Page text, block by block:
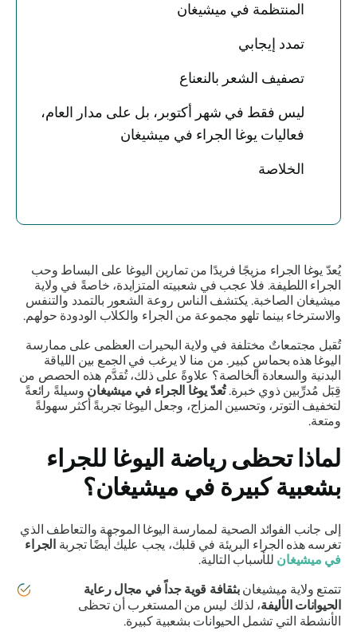
المنتظمة في ميشيغان
تمدد إيجابي
تصفيف الشعر بالنعناع
ليس فقط في شهر أكتوبر، بل على مدار العام،
فعاليات يوغا الجراء في ميشيغان
الخلاصة
يُعدّ يوغا الجراء مزيجًا فريدًا من تمارين اليوغا على البساط وحب
الجراء اللطيفة. فلا عجب في شعبيته المتزايدة، خاصةً في ولاية
ميشيغان الصاخبة. يكتشف الناس روعة الشعور بالتمدد والتنفس
والاسترخاء بينما تلهو مجموعة من الجراء والكلاب الودودة حولهم.
تُقبل مجتمعاتٌ مختلفة في ولاية البحيرات العظمى على ممارسة
اليوغا هذه بحماسٍ كبير. من منا لا يرغب في الجمع بين اللياقة
البدنية والسعادة الخالصة؟ علاوةً على ذلك، تُقدَّم هذه الحصص من
قِبَل مُدرِّبين ذوي خبرة.تُعدّ يوغا الجراء في ميشيغانوسيلةً رائعةً
لتخفيف التوتر، وتحسين المزاج، وجعل اليوغا تجربةً أكثر سهولةً
ومتعة.
لماذا تحظى رياضة اليوغا للجراء
بشعبية كبيرة في ميشيغان؟
إلى جانب الفوائد الصحية لممارسة اليوغا الموجهة والتعاطف الذي
تغرسه هذه الجراء البريئة في قلبك، يجب عليك أيضًا تجربةالجراء
في ميشيغانللأسباب التالية.
تتمتع ولاية ميشيغانبثقافة قوية جداً في مجال رعاية
الحيوانات الأليفة، لذلك ليس من المستغرب أن تحظى
الأنشطة التي تشمل الحيوانات بشعبية كبيرة.